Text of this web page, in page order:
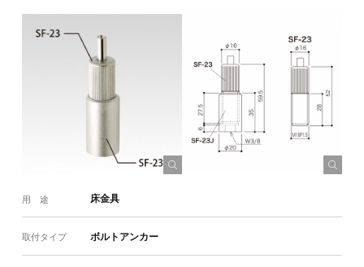
用 途 床金具
取付タイプ ボルトアンカー